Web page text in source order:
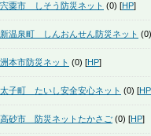
宍粟市 しそう防災ネット (0) [HP]
新温泉町 しんおんせん防災ネット
洲本市防災ネット (0) [HP]
太子町 たいし安全安心ネット (0) [HP
高砂市 防災ネットたかさご (0) [HP]